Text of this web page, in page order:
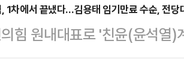
와 최고위원을 선출하기로
최고위원의 임기는 전임 당대
김민석 국무총리 …
는 16일(현지시간) 새벽 이
감행했다며 극초음속 미사
타격을 입혔다.이란의 극초음
1차에서 끝냈다…김용태 임기만료 수순, 전
힘 원내대표로 '친윤(윤석열
받아 선출되면서 김용태 비상